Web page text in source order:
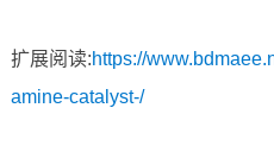
扩展阅读:https://
amine-catalyst-/